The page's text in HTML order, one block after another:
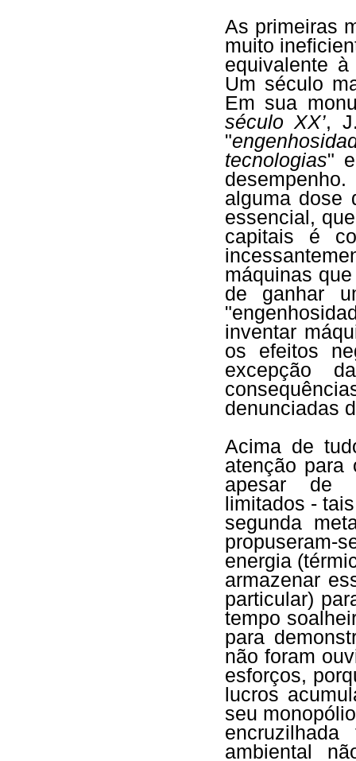
As primeiras
muito
equivalente
Um século
Em sua
século XX’,
"
tecnologias"
alguma dose
essencial,
capitais é
máquinas
de ganhar
inventar
os efeitos
excepção
denunciadas
Acima de
atenção para
apesar de
limitados -
segunda
propuseram-
energia
armazenar
particular)
tempo
para
não foram
esforços,
lucros
seu
ambiental